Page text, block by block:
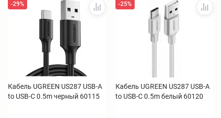
-29%
Кабель UGREEN US287 USB-A
to USB-C 0.5m черный 60115
-25%
Кабель UGREEN US287 USB-A
to USB-C 0.5m белый 60120